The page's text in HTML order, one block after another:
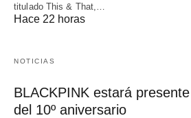
titulado This & That,…
Hace 22 horas
NOTICIAS
BLACKPINK estará
del 10º aniversario